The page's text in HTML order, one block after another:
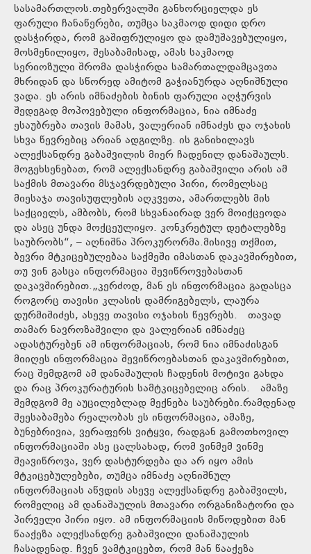
სასამართლოს.თებერვალში განხორციელდა ეს
ფარული ჩანაწერები, თუმცა საკმაოდ დიდი დრო
დასჭირდა, რომ გაშიფრულიყო და დამუშავებულიყო,
მოსმენილიყო, შესაბამისად, ამას საკმაოდ
სერიოზული შრომა დასჭირდა სამართალდამცავთა
მხრიდან და სწორედ ამიტომ გაჭიანურდა აღნიშნული
ვადა. ეს არის იმნაძების ბინის ფარული აღჭურვის
შედეგად მოპოვებული ინფორმაცია, ნია იმნაძე
ესაუბრება თავის მამას, ვალერიან იმნაძეს და ოჯახის
სხვა წევრებიც არიან ადგილზე. ის განიხილავს
ალექსანდრე გაბაშვილის მიერ ჩადენილ დანაშაულს.
მოგეხსენებათ, რომ ალექსანდრე გაბაშვილი არის ამ
საქმის მთავარი მსჯავრდებული პირი, რომელსაც
მიესაჯა თავისუფლების აღკვეთა, ამართლებს მის
საქციელს, ამბობს, რომ სხვანაირად ვერ მოიქცეოდა
და ასეც უნდა მოქცეულიყო. კონკრეტულ დეტალებზე
საუბრობს“, – აღნიშნა პროკურორმა.მისივე თქმით,
ბევრი მტკიცებულებაა საქმეში იმასთან დაკავშირებით,
თუ ვინ გასცა ინფორმაცია შევიწროვებასთან
დაკავშირებით.„კერძოდ, მან ეს ინფორმაცია გადასცა
როგორც თავისი კლასის დამრიგებელს, ლაურა
დურმიშიძეს, ასევე თავისი ოჯახის წევრებს. თავად
თამარ ნავროზაშვილი და ვალერიან იმნაძეც
ადასტურებენ ამ ინფორმაციას, რომ ნია იმნაძისგან
მიიღეს ინფორმაცია შევიწროებასთან დაკავშირებით,
რაც შემდგომ ამ დანაშაულის ჩადენის მოტივი გახდა
და რაც პროკურატურის სამტკიცებელიც არის. ამაზე
შემდგომ მე აუცილებლად მექნება საუბრები.რამდენად
შეესაბამება რეალობას ეს ინფორმაცია, ამაზე,
ბუნებრივია, ვერაფერს ვიტყვი, რადგან გამოთხოვილ
ინფორმაციაში ასე ცალსახად, რომ ვინმემ ვინმე
შეავიწროვა, ვერ დასტურდება და არ იყო ამის
მტკიცებულებები, თუმცა იმნაძე აღნიშნულ
ინფორმაციას აწვდის ასევე ალექსანდრე გაბაშვილს,
რომელიც ამ დანაშაულის მთავარი ორგანიზატორი და
პირველი პირი იყო. ამ ინფორმაციის მიწოდებით მან
წააქეზა ალექსანდრე გაბაშვილი დანაშაულის
ჩასადენად. ჩვენ ვამტკიცებთ, რომ მან წააქეზა